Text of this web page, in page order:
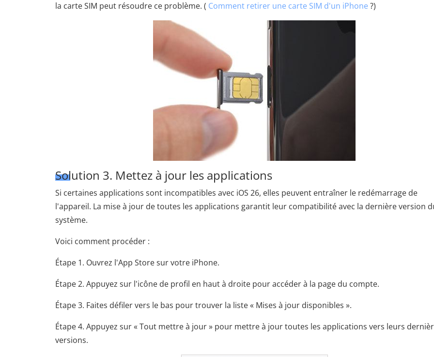
la carte SIM peut résoudre ce problème. ( Comment retirer une carte SIM d'un iPhone ?)
Solution 3. Mettez à jour les applications
Si certaines applications sont incompatibles avec iOS 26, elles peuvent entraîner le redémarrage de
l'appareil. La mise à jour de toutes les applications garantit leur compatibilité avec la dernière version
système.
Voici comment procéder :
Étape 1. Ouvrez l'App Store sur votre iPhone.
Étape 2. Appuyez sur l'icône de profil en haut à droite pour accéder à la page du compte.
Étape 3. Faites défiler vers le bas pour trouver la liste « Mises à jour disponibles ».
Étape 4. Appuyez sur « Tout mettre à jour » pour mettre à jour toutes les applications vers leurs
versions.